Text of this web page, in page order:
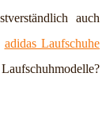
auch
adidas Laufschuhe